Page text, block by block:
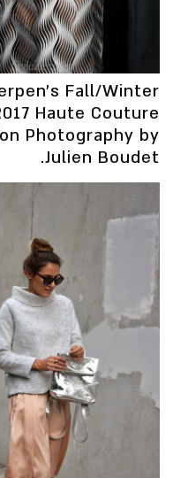
Fall/Winter
Haute Couture
Photography by
Julien Boudet.